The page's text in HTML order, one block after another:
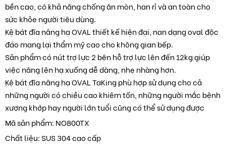
bền cao, có khả năng chống ăn mòn, han rỉ và an toàn cho
sức khỏe người tiêu dùng.
Kệ bát đĩa nâng hạ OVAL thiết kế hiện đại, nan dạng oval độc
đáo mang lại thẩm mỹ cao cho không gian bếp.
Sản phẩm có nút trợ lực 2 bên hỗ trợ lực lên đến 12kg giúp
việc nâng lên hạ xuống dễ dàng, nhẹ nhàng hơn.
Kệ bát đĩa nâng hạ OVAL TaKing phù hợp sử dụng cho cả
những người có chiều cao khiêm tốn, những người mắc bệnh
xương khớp hay người lớn tuổi cũng có thể sử dụng được
Mã sản phẩm: NO800TX
Chất liệu: SUS 304 cao cấp